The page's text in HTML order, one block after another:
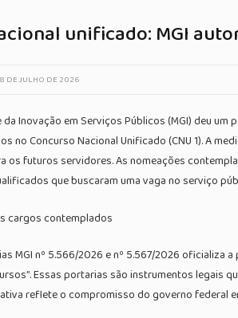
unificado: MGI
8 DE JULHO DE 2026
da Inovação em Serviços Públicos (MGI) deu
no Concurso Nacional Unificado (CNU 1). A
os futuros servidores. As nomeações
que buscaram uma vaga no serviço
cargos contemplados
MGI nº 5.566/2026 e nº 5.567/2026 oficializa
Essas portarias são instrumentos
reflete o compromisso do governo federal